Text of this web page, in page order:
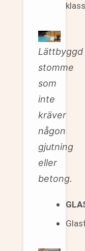
Lättbyggd
stomme
som
inte
kräver
någon
gjutning
eller
betong.